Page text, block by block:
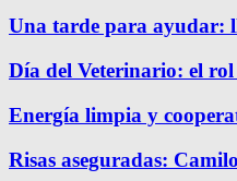
Una tarde para ayudar:
Día del Veterinario: el
Energía limpia y
Risas aseguradas: